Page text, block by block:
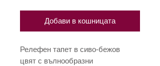
Добави в кошницата
Релефен тапет в сиво-бежов
цвят с вълнообразни